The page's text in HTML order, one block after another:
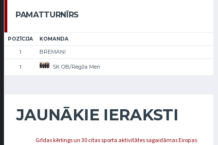
PAMATTURNĪRS
POZĪCIJA KOMANDA
1 BREMAŅI
1 SK OB/Regža Men
JAUNĀKIE IERAKSTI
Grīdas kērlings un 30 citas sporta aktivitātes sagaidāmas Eiropas